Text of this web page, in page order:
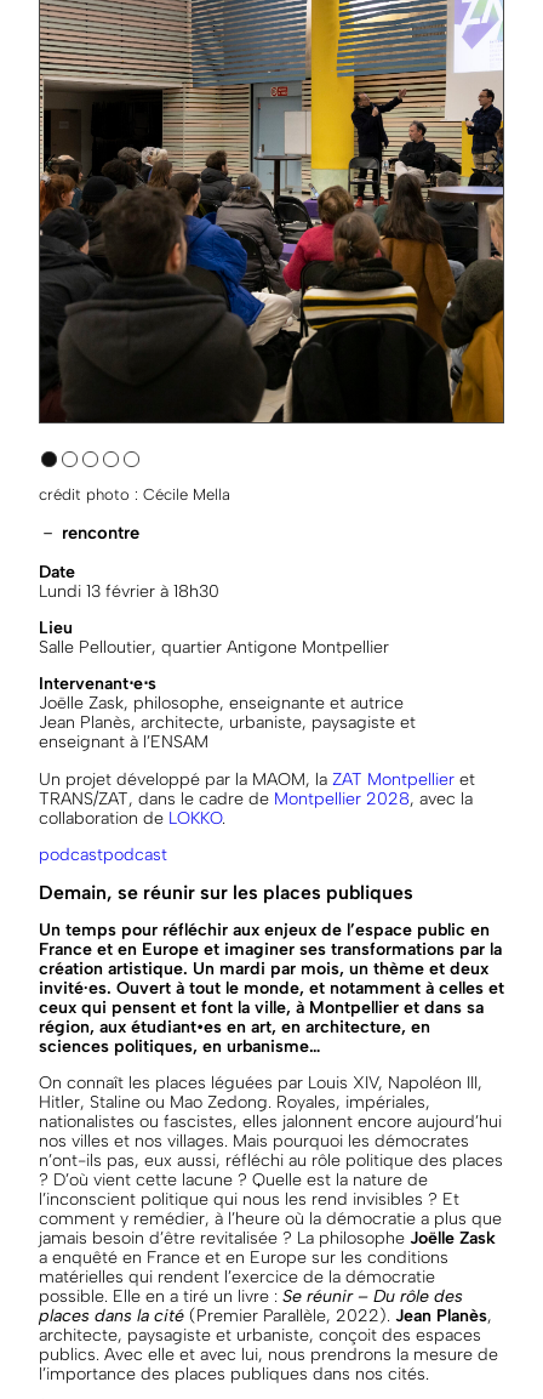
crédit photo : Cécile Mella
－ rencontre
Date
Lundi 13 février à 18h30
Lieu
Salle Pelloutier, quartier Antigone Montpellier
Intervenant⋅e⋅s
Joëlle Zask, philosophe, enseignante et autrice
Jean Planès, architecte, urbaniste, paysagiste et
enseignant à l’ENSAM
Un projet développé par la MAOM, la ZAT Montpellier et
TRANS/ZAT, dans le cadre de Montpellier 2028, avec la
collaboration de LOKKO.
podcastpodcast
Demain, se réunir sur les places publiques
Un temps pour réfléchir aux enjeux de l’espace public en
France et en Europe et imaginer ses transformations par la
création artistique. Un mardi par mois, un thème et deux
invité·es. Ouvert à tout le monde, et notamment à celles et
ceux qui pensent et font la ville, à Montpellier et dans sa
région, aux étudiant•es en art, en architecture, en
sciences politiques, en urbanisme…
On connaît les places léguées par Louis XIV, Napoléon III,
Hitler, Staline ou Mao Zedong. Royales, impériales,
nationalistes ou fascistes, elles jalonnent encore aujourd’hui
nos villes et nos villages. Mais pourquoi les démocrates
n’ont-ils pas, eux aussi, réfléchi au rôle politique des places
? D’où vient cette lacune ? Quelle est la nature de
l’inconscient politique qui nous les rend invisibles ? Et
comment y remédier, à l’heure où la démocratie a plus que
jamais besoin d’être revitalisée ? La philosophe Joëlle Zask
a enquêté en France et en Europe sur les conditions
matérielles qui rendent l’exercice de la démocratie
possible. Elle en a tiré un livre : Se réunir – Du rôle des
places dans la cité (Premier Parallèle, 2022). Jean Planès,
architecte, paysagiste et urbaniste, conçoit des espaces
publics. Avec elle et avec lui, nous prendrons la mesure de
l’importance des places publiques dans nos cités.